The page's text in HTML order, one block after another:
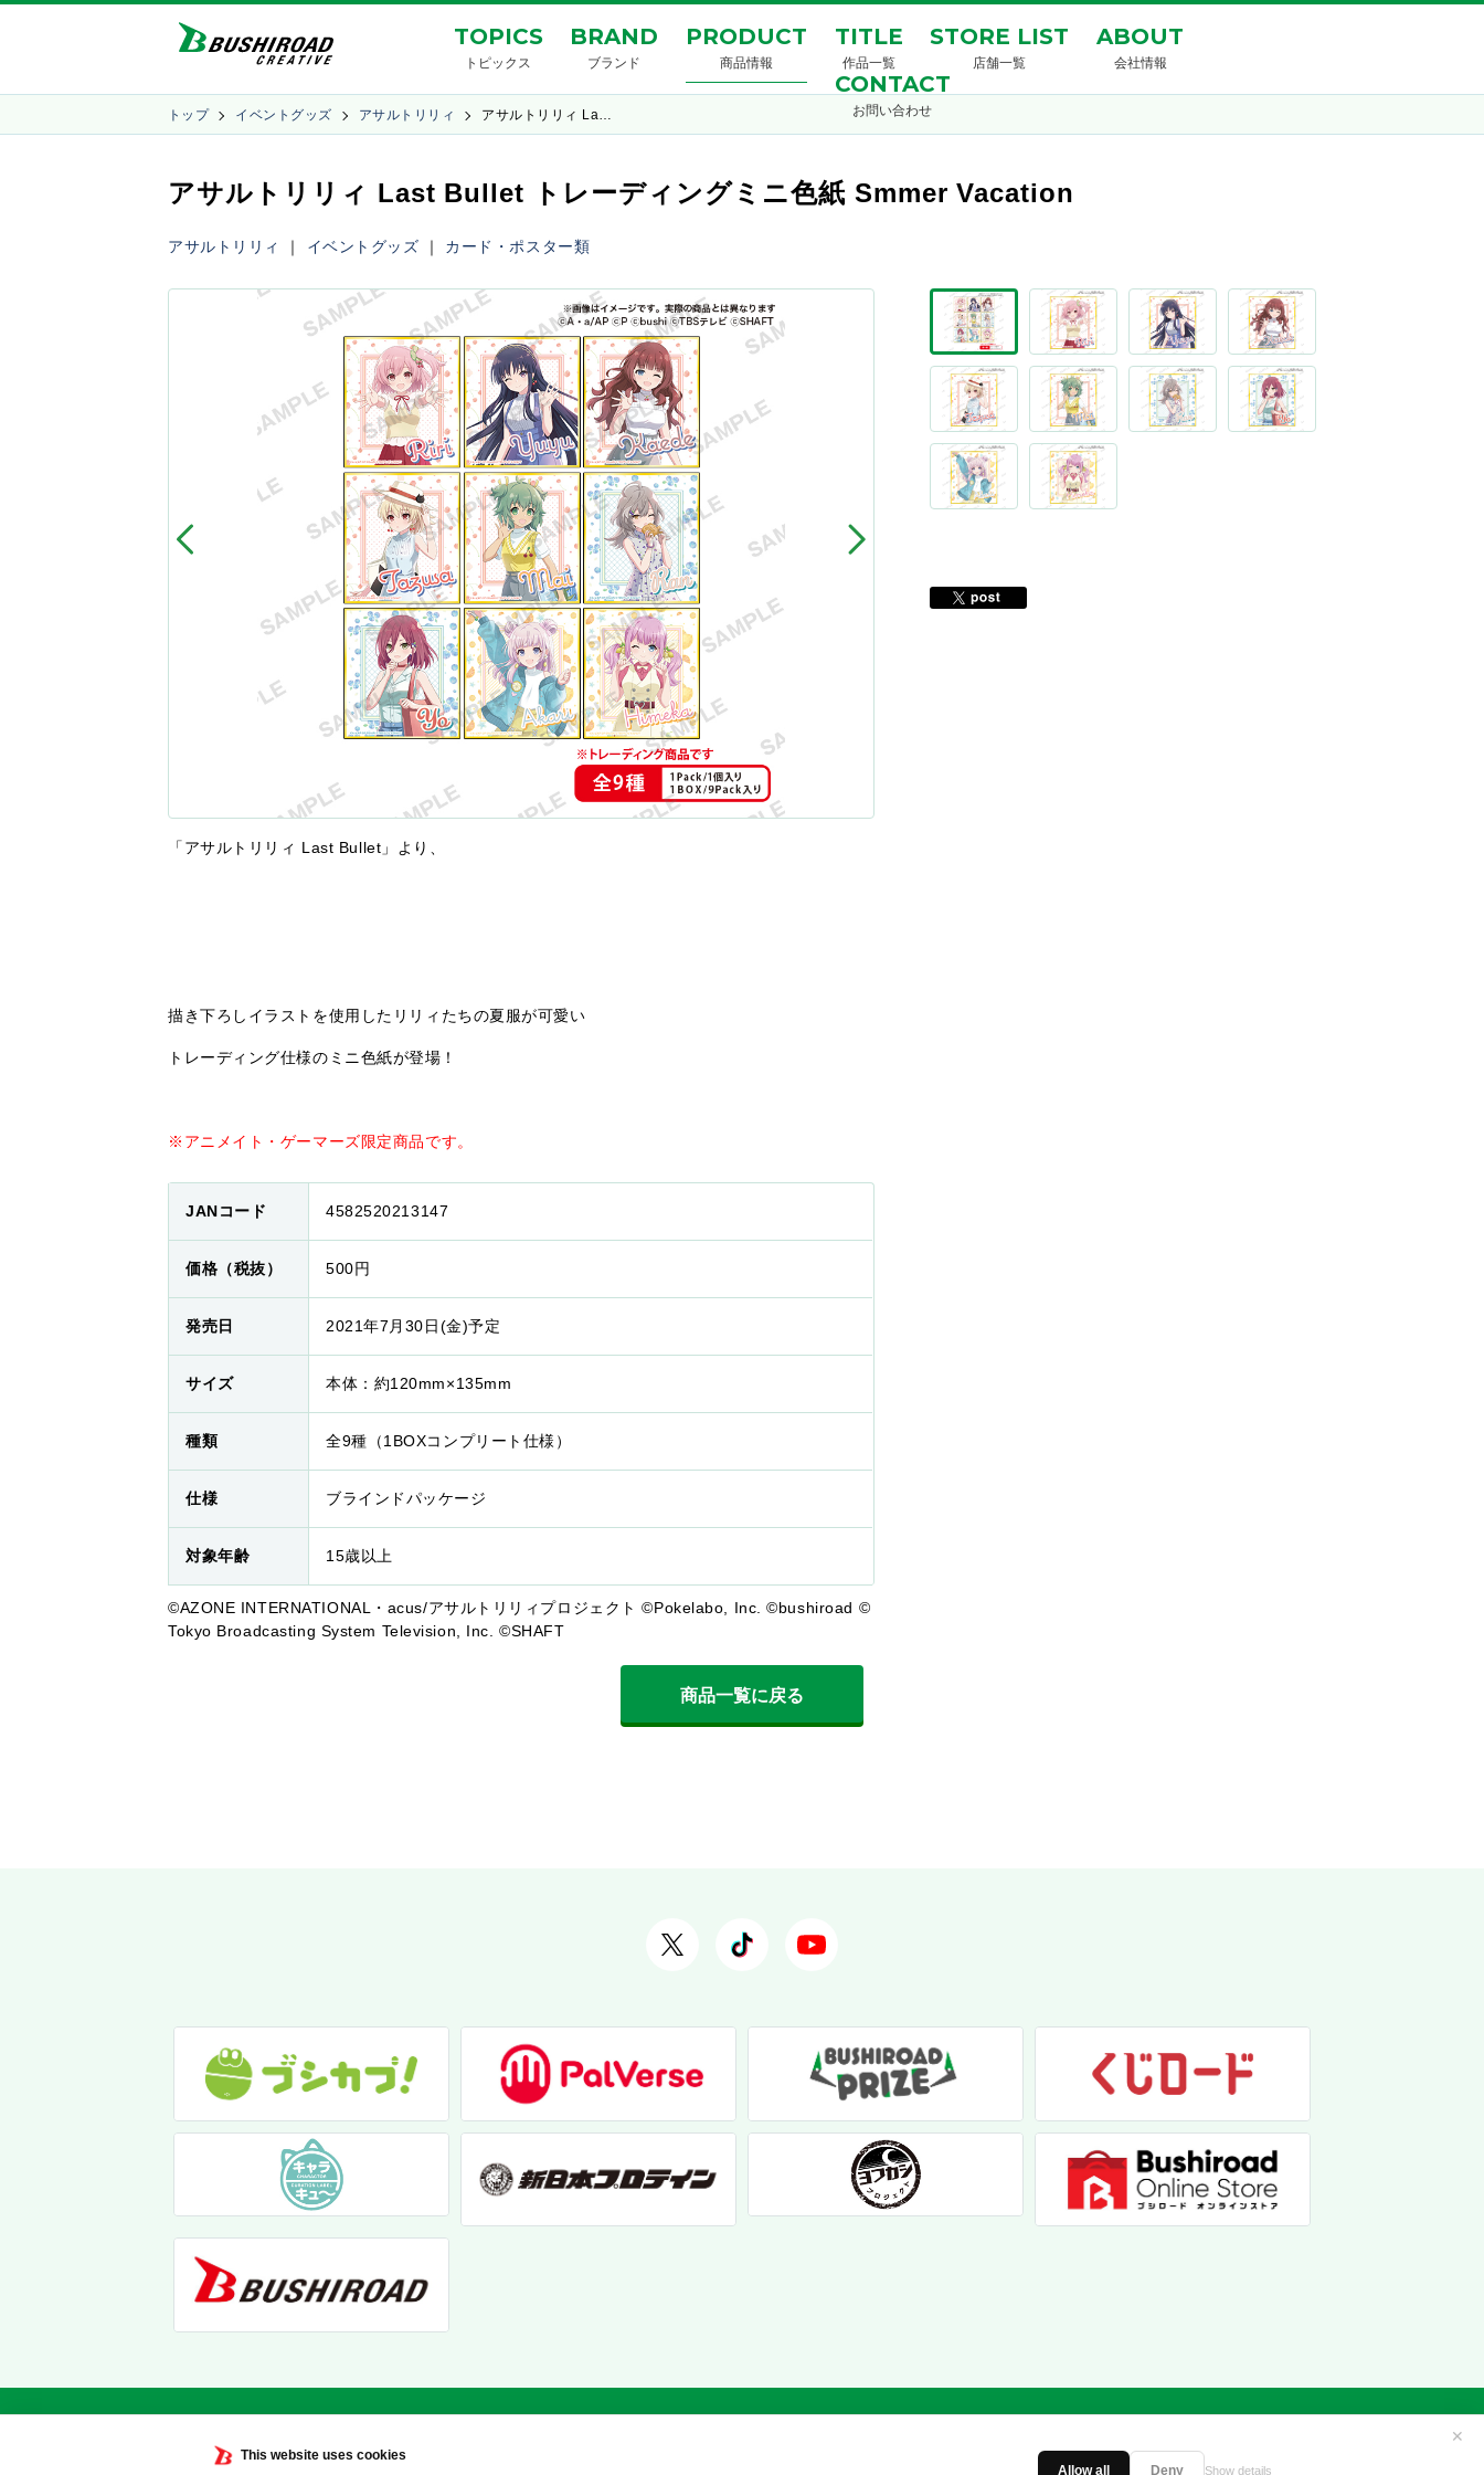
This website uses cookies
Allow all
Deny Show details
✕
TOPICS
トピックス
BRAND
ブランド
PRODUCT
商品情報
TITLE
作品一覧
STORE LIST
店舗一覧
ABOUT
会社情報
CONTACT
お問い合わせ
トップ イベントグッズ アサルトリリィ アサルトリリィ La…
アサルトリリィ Last Bullet トレーディングミニ色紙 Smmer Vacation
アサルトリリィ ｜ イベントグッズ ｜ カード・ポスター類
「アサルトリリィ Last Bullet」より、
描き下ろしイラストを使用したリリィたちの夏服が可愛い
トレーディング仕様のミニ色紙が登場！
※アニメイト・ゲーマーズ限定商品です。
JANコード 4582520213147
価格（税抜） 500円
発売日 2021年7月30日(金)予定
サイズ 本体：約120mm×135mm
種類 全9種（1BOXコンプリート仕様）
仕様 ブラインドパッケージ
対象年齢 15歳以上
©AZONE INTERNATIONAL・acus/アサルトリリィプロジェクト ©Pokelabo, Inc. ©bushiroad ©
Tokyo Broadcasting System Television, Inc. ©SHAFT
商品一覧に戻る